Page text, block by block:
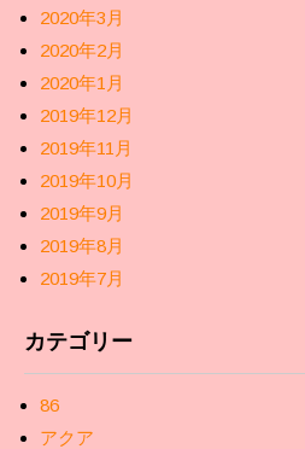
2020年3月
2020年2月
2020年1月
2019年12月
2019年11月
2019年10月
2019年9月
2019年8月
2019年7月
カテゴリー
86
アクア